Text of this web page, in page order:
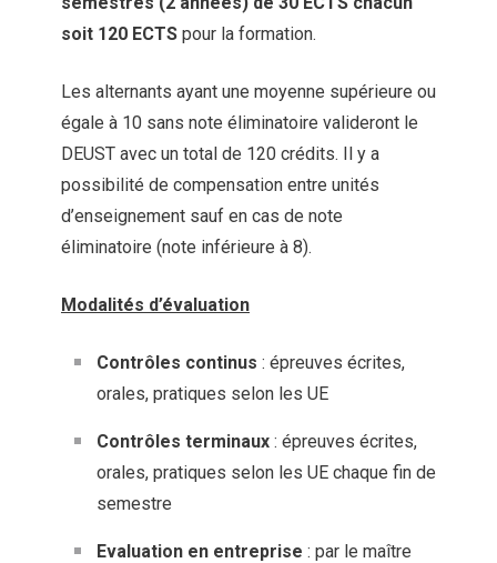
soit 120 ECTS pour la formation.
Les alternants ayant une moyenne supérieure ou
égale à 10 sans note éliminatoire valideront le
DEUST avec un total de 120 crédits. Il y a
possibilité de compensation entre unités
d’enseignement sauf en cas de note
éliminatoire (note inférieure à 8).
Modalités d’évaluation
Contrôles continus : épreuves écrites,
orales, pratiques selon les UE
Contrôles terminaux : épreuves écrites,
orales, pratiques selon les UE chaque fin de
semestre
Evaluation en entreprise : par le maître